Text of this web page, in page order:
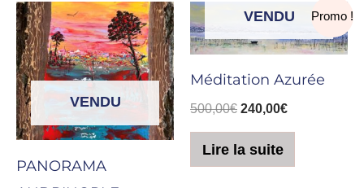
VENDU
PANORAMA
Promo !
VENDU
Méditation Azurée
500,00€
Le
prix
initial
500,00€.
240,00€
Le
prix
actuel
240,00€.
Lire la suite